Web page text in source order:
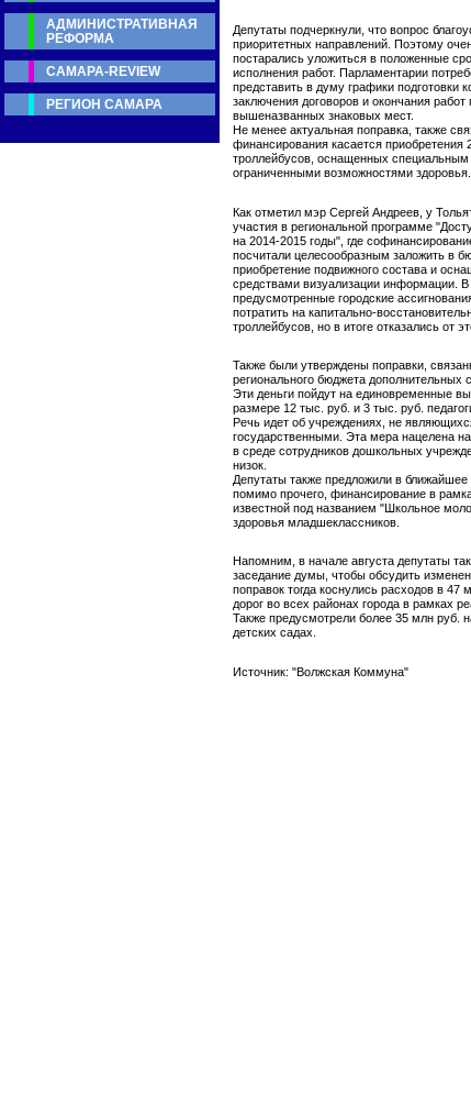
Депутаты подчеркнули, что вопрос
приоритетных направлений. Поэтому
постарались уложиться в положенные
исполнения работ. Парламентарии
представить в думу графики подготовки
заключения договоров и окончания работ
вышеназванных знаковых мест.
Не менее актуальная поправка, также
финансирования касается приобретения
троллейбусов, оснащенных
ограниченными возможностями здоровья.
Как отметил мэр Сергей Андреев, у
участия в региональной программе
на 2014-2015 годы", где
посчитали целесообразным заложить в
приобретение подвижного состава и
средствами визуализации информации.
предусмотренные городские
потратить на капитально-
троллейбусов, но в итоге отказались от
Также были утверждены поправки,
регионального бюджета дополнительных
Эти деньги пойдут на единовременные
размере 12 тыс. руб. и 3 тыс. руб.
Речь идет об учреждениях, не
государственными. Эта мера нацелена
в среде сотрудников дошкольных
низок.
Депутаты также предложили в
помимо прочего, финансирование в
известной под названием "Школьное
здоровья младшеклассников.
Напомним, в начале августа депутаты
заседание думы, чтобы обсудить
поправок тогда коснулись расходов в
дорог во всех районах города в рамках
Также предусмотрели более 35 млн руб.
детских садах.
Источник: "Волжская Коммуна"
АДМИНИСТРАТИВНАЯ
РЕФОРМА
САМАРА-REVIEW
РЕГИОН САМАРА